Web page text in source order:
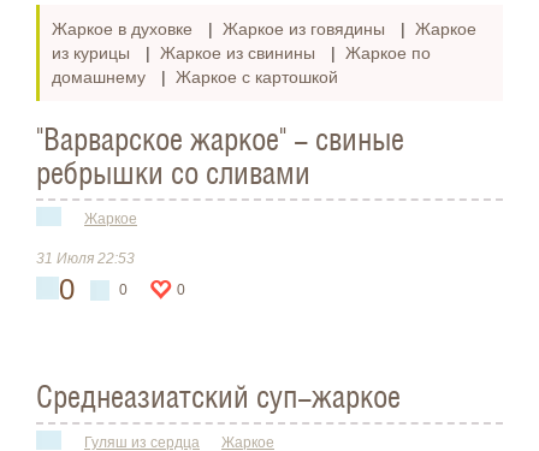
Жаркое в духовке | Жаркое из говядины | Жаркое
из курицы
| Жаркое из свинины | Жаркое по
домашнему
| Жаркое с картошкой
"Варварское жаркое" - свиные
ребрышки со сливами
Жаркое
31 Июля 22:53
0 0 0
Cреднеазиатский суп-жаркое
Гуляш из сердца Жаркое